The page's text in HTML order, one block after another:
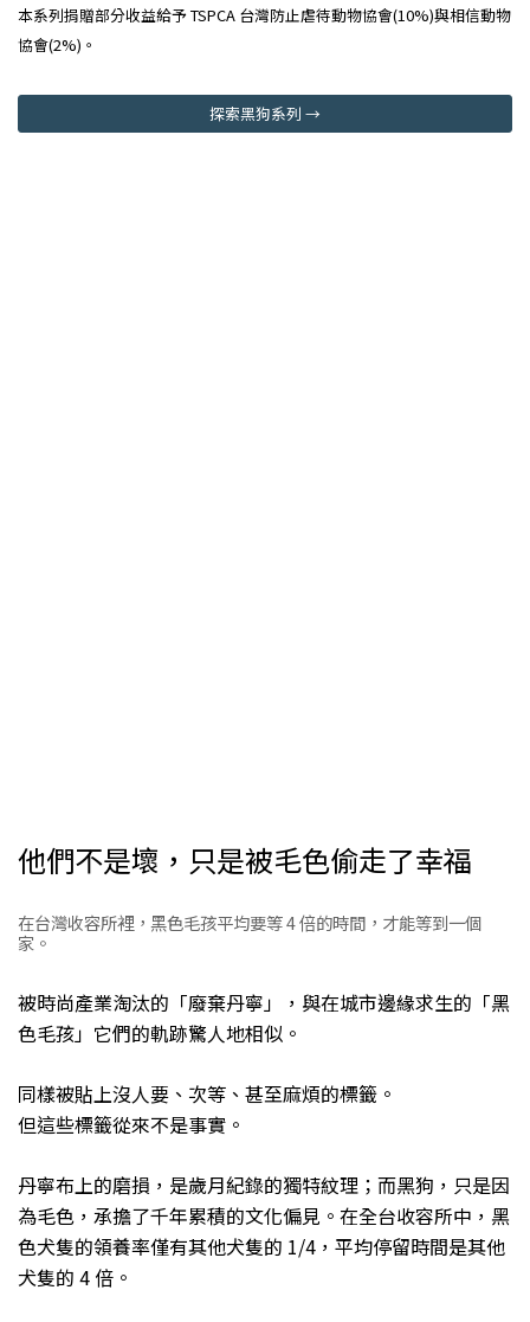
本系列捐贈部分收益給予 TSPCA 台灣防止虐待動物協會(10%)與相信動物
協會(2%)。
探索黑狗系列 →
他們不是壞，只是被毛色偷走了幸福
在台灣收容所裡，黑色毛孩平均要等 4 倍的時間，才能等到一個
家。
被時尚產業淘汰的「廢棄丹寧」，與在城市邊緣求生的「黑
色毛孩」它們的軌跡驚人地相似。
同樣被貼上沒人要、次等、甚至麻煩的標籤。
但這些標籤從來不是事實。
丹寧布上的磨損，是歲月紀錄的獨特紋理；而黑狗，只是因
為毛色，承擔了千年累積的文化偏見。在全台收容所中，黑
色犬隻的領養率僅有其他犬隻的 1/4，平均停留時間是其他
犬隻的 4 倍。